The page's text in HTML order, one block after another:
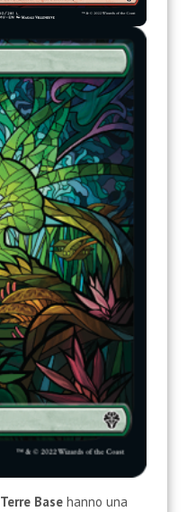
Terre Basehanno una